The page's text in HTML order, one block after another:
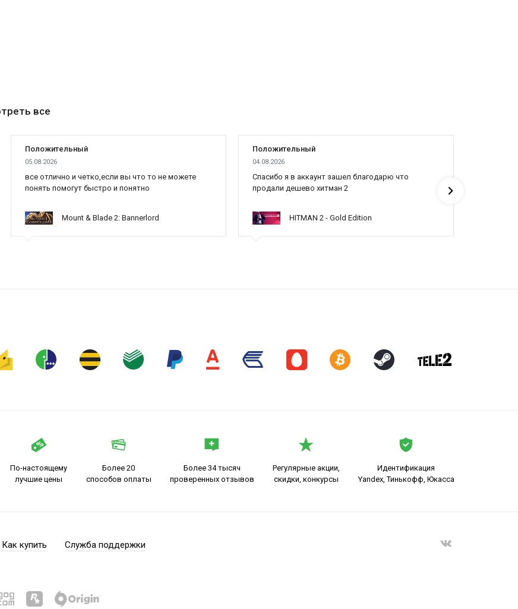
все
Положительный
05.08.2026
все отлично и четко,если вы что то не можете
понять помогут быстро и понятно
Mount & Blade 2: Bannerlord
Положительный
04.08.2026
Cпасибо я в аккаунт зашел благодарю что
продали дешево хитман 2
HITMAN 2 - Gold Edition
По-настоящему
лучшие цены
Более 20
способов оплаты
Более 34 тысяч
проверенных отзывов
Регулярные акции,
скидки, конкурсы
Идентификация
Yandex, Тинькофф, Юкасса
Как купить Служба поддержки